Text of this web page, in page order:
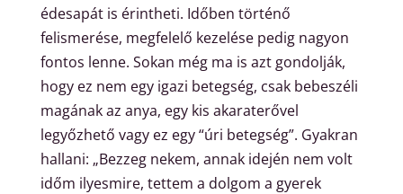
édesapát is érintheti. Időben történő
felismerése, megfelelő kezelése pedig nagyon
fontos lenne. Sokan még ma is azt gondolják,
hogy ez nem egy igazi betegség, csak bebeszéli
magának az anya, egy kis akaraterővel
legyőzhető vagy ez egy “úri betegség”. Gyakran
hallani: „Bezzeg nekem, annak idején nem volt
időm ilyesmire, tettem a dolgom a gyerek